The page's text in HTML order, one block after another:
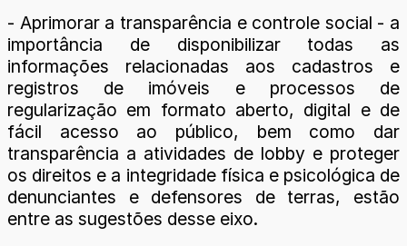
- Aprimorar a transparência e controle social - a
importância de disponibilizar todas as
informações relacionadas aos cadastros e
registros de imóveis e processos de
regularização em formato aberto, digital e de
fácil acesso ao público, bem como dar
transparência a atividades de lobby e proteger
os direitos e a integridade física e psicológica de
denunciantes e defensores de terras, estão
entre as sugestões desse eixo.